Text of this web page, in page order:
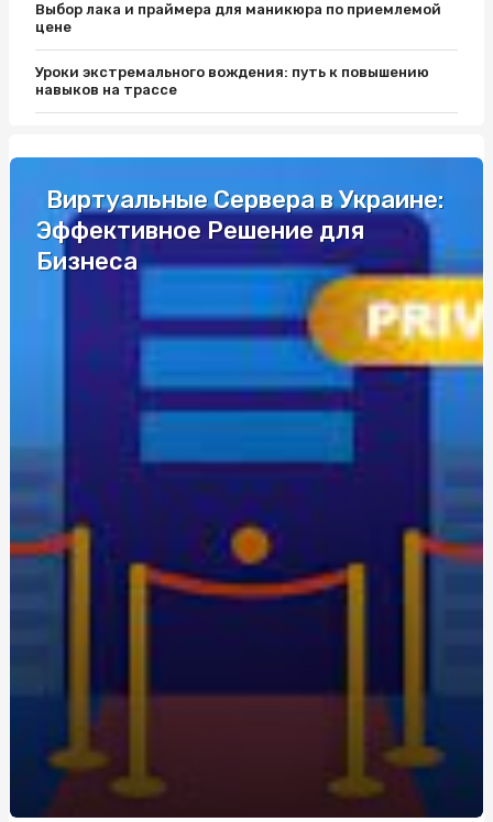
Выбор лака и праймера для маникюра по приемлемой
цене
Уроки экстремального вождения: путь к повышению
навыков на трассе
Разборки Субару: Как Найти Нужные Запчасти
Промышленные светильники и автоматы Шнайдер по
Уроки экстремального вождения: путь к повышению
Одноразовая электронная сигарета: удобство и
экономия для новичков
Живокост мазь: где купить и по какой цене?
та безпеку
Метандростенолон: використання та ефекти у
Восстановление Вашей Ванны: Как выбрать и
Papa-Vann.com
Продажа туринабола онлайн в Киеве: steroidon.com
предлагает лучшие стероиды
Виртуальные Сервера в Украине:
Эффективное Решение для
Бизнеса